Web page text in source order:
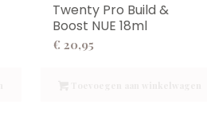
Twenty Pro Build &
Boost NUE 18ml
€ 20,95